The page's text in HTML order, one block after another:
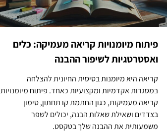
פיתוח מיומנויות קריאה מעמיקה: כלים
ואסטרטגיות לשיפור ההבנה
קריאה היא מיומנות בסיסית החיונית להצלחה
במסגרות אקדמיות ומקצועיות כאחד. פיתוח מיומנויות
קריאה מעמיקות, כגון החתמת קו תחתון, סימון
בצדדים ושאילת שאלות הבנה, יכולים לשפר
משמעותית את ההבנה שלך בטקסט.